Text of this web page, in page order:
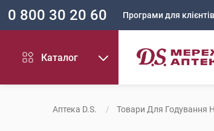
0 800 30 20 60 Програми для клієнтів
Каталог
Аптека D.S. Товари Для Годування